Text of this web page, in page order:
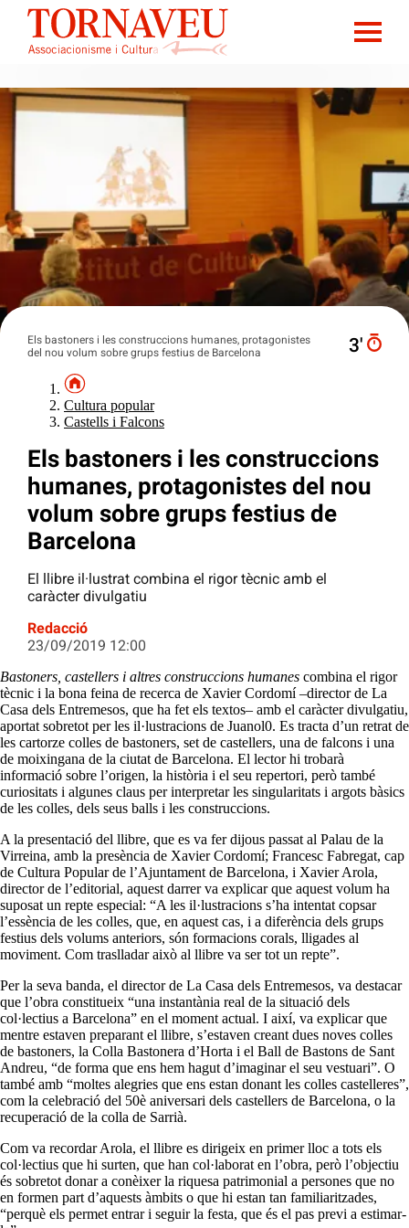
Els bastoners i les construccions humanes, protagonistes
del nou volum sobre grups festius de Barcelona
3′
Cultura popular
Castells i Falcons
Els bastoners i les construccions
humanes, protagonistes del nou
volum sobre grups festius de
Barcelona
El llibre il·lustrat combina el rigor tècnic amb el
caràcter divulgatiu
Redacció
23/09/2019 12:00
Bastoners, castellers i altres construccions humanes combina el rigor
tècnic i la bona feina de recerca de Xavier Cordomí –director de La
Casa dels Entremesos, que ha fet els textos– amb el caràcter divulgatiu,
aportat sobretot per les il·lustracions de Juanol0. Es tracta d’un retrat de
les cartorze colles de bastoners, set de castellers, una de falcons i una
de moixingana de la ciutat de Barcelona. El lector hi trobarà
informació sobre l’origen, la història i el seu repertori, però també
curiositats i algunes claus per interpretar les singularitats i argots bàsics
de les colles, dels seus balls i les construccions.
A la presentació del llibre, que es va fer dijous passat al Palau de la
Virreina, amb la presència de Xavier Cordomí; Francesc Fabregat, cap
de Cultura Popular de l’Ajuntament de Barcelona, i Xavier Arola,
director de l’editorial, aquest darrer va explicar que aquest volum ha
suposat un repte especial: “A les il·lustracions s’ha intentat copsar
l’essència de les colles, que, en aquest cas, i a diferència dels grups
festius dels volums anteriors, són formacions corals, lligades al
moviment. Com traslladar això al llibre va ser tot un repte”.
Per la seva banda, el director de La Casa dels Entremesos, va destacar
que l’obra constitueix “una instantània real de la situació dels
col·lectius a Barcelona” en el moment actual. I així, va explicar que
mentre estaven preparant el llibre, s’estaven creant dues noves colles
de bastoners, la Colla Bastonera d’Horta i el Ball de Bastons de Sant
Andreu, “de forma que ens hem hagut d’imaginar el seu vestuari”. O
també amb “moltes alegries que ens estan donant les colles castelleres”,
com la celebració del 50è aniversari dels castellers de Barcelona, o la
recuperació de la colla de Sarrià.
Com va recordar Arola, el llibre es dirigeix en primer lloc a tots els
col·lectius que hi surten, que han col·laborat en l’obra, però l’objectiu
és sobretot donar a conèixer la riquesa patrimonial a persones que no
en formen part d’aquests àmbits o que hi estan tan familiaritzades,
“perquè els permet entrar i seguir la festa, que és el pas previ a estimar-